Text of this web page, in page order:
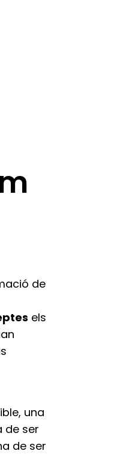
de
els
una
de ser
de ser